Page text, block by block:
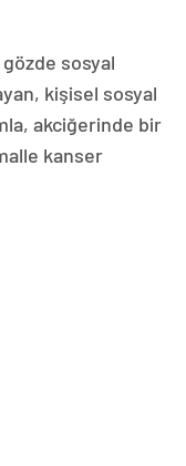
sosyal
kişisel sosyal
akciğerinde bir
kanser